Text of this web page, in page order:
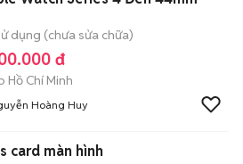
dụng (chưa sửa chữa)
đ
Hồ Chí Minh
Hoàng Huy
card màn hình